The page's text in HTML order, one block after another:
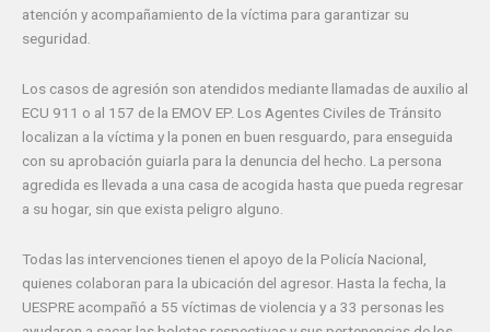
atención y acompañamiento de la víctima para garantizar su
seguridad.
Los casos de agresión son atendidos mediante llamadas de auxilio al
ECU 911 o al 157 de la EMOV EP. Los Agentes Civiles de Tránsito
localizan a la víctima y la ponen en buen resguardo, para enseguida
con su aprobación guiarla para la denuncia del hecho. La persona
agredida es llevada a una casa de acogida hasta que pueda regresar
a su hogar, sin que exista peligro alguno.
Todas las intervenciones tienen el apoyo de la Policía Nacional,
quienes colaboran para la ubicación del agresor. Hasta la fecha, la
UESPRE acompañó a 55 víctimas de violencia y a 33 personas les